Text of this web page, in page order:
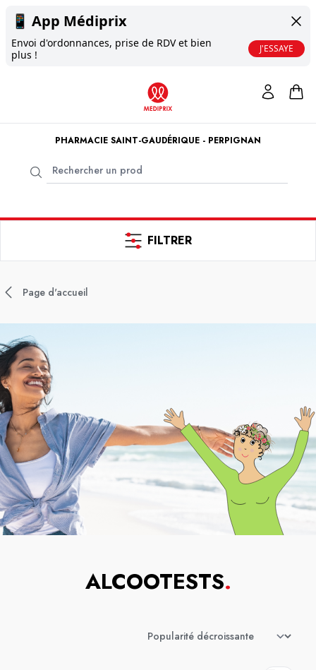
📱 App Médiprix
Envoi d'ordonnances, prise de RDV et bien
plus !
J'ESSAYE
PHARMACIE SAINT-GAUDÉRIQUE - PERPIGNAN
FILTRER
Page d'accueil
ALCOOTESTS.